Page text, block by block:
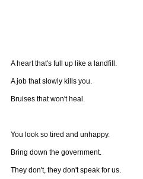
A heart that's full up like a landfill.
A job that slowly kills you.
Bruises that won't heal.
You look so tired and unhappy.
Bring down the government.
They don't, they don't speak for us.